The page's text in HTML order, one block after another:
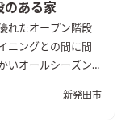
のある家
れたオープン階段
ニングとの間に間
いオールシーズン
新発田市